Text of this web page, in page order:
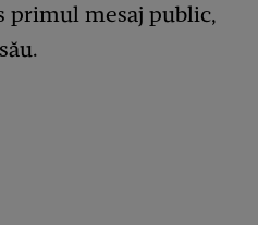
primul mesaj public,